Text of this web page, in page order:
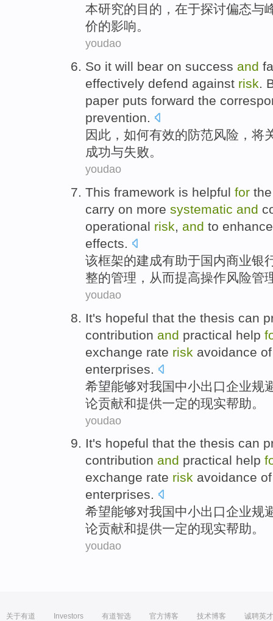
本研究的目的 ，在于探讨偏态与
价的影响。
youdao
So it will bear on success and
effectively defend against risk.
paper puts forward the
prevention.
因此 ， 如何有效的防范风险 ， 将
成功与失败。
youdao
This framework is helpful for the
carry on more systematic and
operational risk, and to enhance
effects.
该框架的建成有助于国内商业银
整的管理 ， 从而提高操作风险管
youdao
It's hopeful that the thesis can
contribution and practical help
exchange rate risk avoidance
enterprises
希望能够对我国中小出口企业规
论贡献和提供一定的现实帮助 。
youdao
It's hopeful that the thesis can
contribution and practical help
exchange rate risk avoidance
enterprises.
希望能够对我国中小出口企业规
论贡献和提供一定的现实帮助。
youdao
关于有道 Investors 有道智选 官方博客 技术博客 诚聘英才